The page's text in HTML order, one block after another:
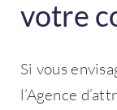
votre
Si vous
l’Agence